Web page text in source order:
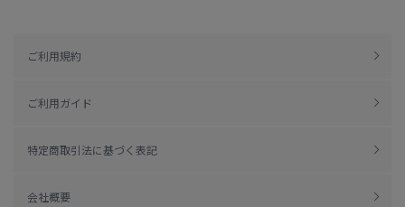
ご利用規約
ご利用ガイド
特定商取引法に基づく表記
会社概要